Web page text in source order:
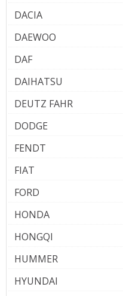
DACIA
DAEWOO
DAF
DAIHATSU
DEUTZ FAHR
DODGE
FENDT
FIAT
FORD
HONDA
HONGQI
HUMMER
HYUNDAI